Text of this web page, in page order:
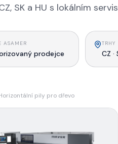
SK a HU s lokálním
ASAMER
prodejce
TRHY
CZ ·
pily pro dřevo